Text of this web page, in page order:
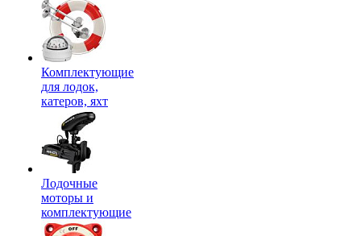
Комплектующие
для лодок,
катеров, яхт
Лодочные
моторы и
комплектующие